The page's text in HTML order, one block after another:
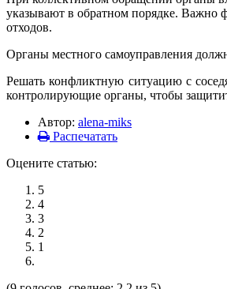
указывают в обратном порядке. Важно
отходов.
Органы местного самоуправления
Решать конфликтную ситуацию с
контролирующие органы, чтобы
Автор: alena-miks
Распечатать
Оцените статью:
5
4
3
2
1